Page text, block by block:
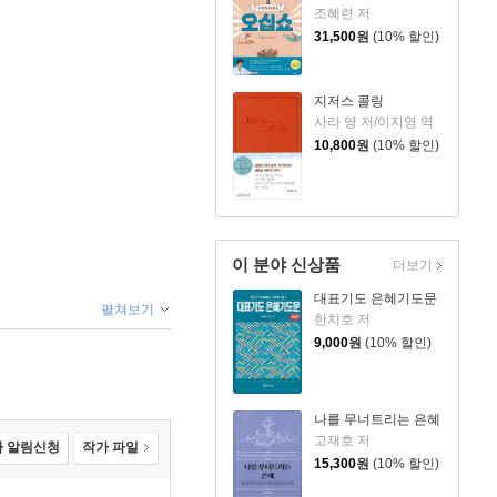
조혜련 저
31,500원 (10% 할인)
지저스 콜링
사라 영 저/이지영 역
10,800원 (10% 할인)
이 분야 신상품
대표기도 은혜기도문
한치호 저
9,000원 (10% 할인)
나를 무너트리는 은혜
고재호 저
15,300원 (10% 할인)
더보기
펼쳐보기
알림신청 작가 파일